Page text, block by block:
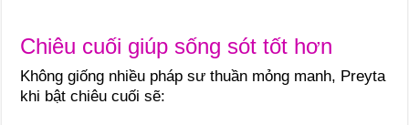
Chiêu cuối giúp sống sót tốt hơn
Không giống nhiều pháp sư thuần mỏng manh, Preyta
khi bật chiêu cuối sẽ: